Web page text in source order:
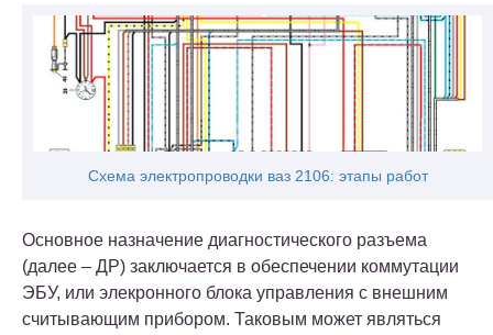
Схема электропроводки ваз 2106: этапы работ
Основное назначение диагностического разъема
(далее – ДР) заключается в обеспечении коммутации
ЭБУ, или элекронного блока управления с внешним
считывающим прибором. Таковым может являться